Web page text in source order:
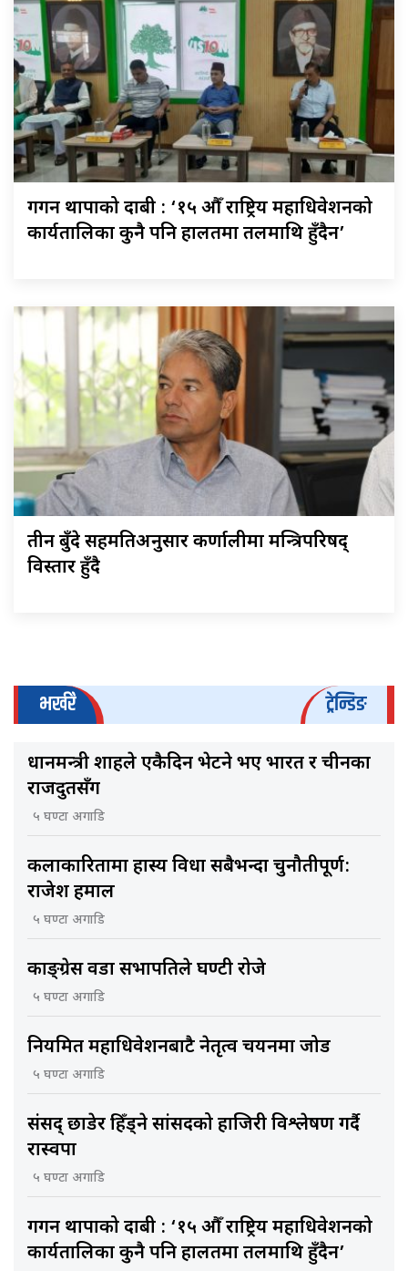
गगन थापाको दाबी : ‘१५ औँ राष्ट्रिय महाधिवेशनको
कार्यतालिका कुनै पनि हालतमा तलमाथि हुँदैन’
तीन बुँदे सहमतिअनुसार कर्णालीमा मन्त्रिपरिषद्
विस्तार हुँदै
भर्खरै ट्रेन्डिङ
प्रधानमन्त्री शाहले एकैदिन भेटने भए भारत र चीनका
राजदुतसँग
५ घण्टा अगाडि
कलाकारितामा हास्य विधा सबैभन्दा चुनौतीपूर्ण:
राजेश हमाल
५ घण्टा अगाडि
काङ्ग्रेस वडा सभापतिले घण्टी रोजे
५ घण्टा अगाडि
नियमित महाधिवेशनबाटै नेतृत्व चयनमा जोड
५ घण्टा अगाडि
संसद् छाडेर हिँड्ने सांसदको हाजिरी विश्लेषण गर्दै
रास्वपा
५ घण्टा अगाडि
गगन थापाको दाबी : ‘१५ औँ राष्ट्रिय महाधिवेशनको
कार्यतालिका कुनै पनि हालतमा तलमाथि हुँदैन’